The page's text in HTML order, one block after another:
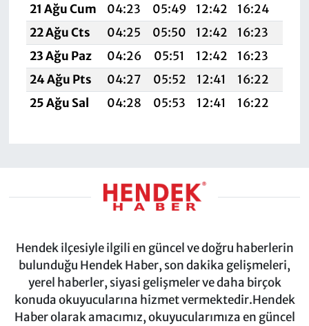
21 Ağu Cum
04:23 05:49 12:42 16:24
22 Ağu Cts
04:25 05:50 12:42 16:23
23 Ağu Paz
04:26 05:51 12:42 16:23
24 Ağu Pts
04:27 05:52 12:41 16:22
25 Ağu Sal
04:28 05:53 12:41 16:22
Hendek ilçesiyle ilgili en güncel ve doğru haberlerin
bulunduğu Hendek Haber, son dakika gelişmeleri,
yerel haberler, siyasi gelişmeler ve daha birçok
konuda okuyucularına hizmet vermektedir.Hendek
Haber olarak amacımız, okuyucularımıza en güncel